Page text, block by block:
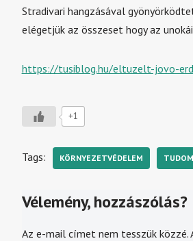
Stradivari hangzásával
elégetjük az összeset hogy az
https://tusiblog.hu/eltuzelt-jovo-
+1
Tags: KÖRNYEZETVÉDELEM
Vélemény, hozzászólás?
Az e-mail címet nem tesszük közzé.